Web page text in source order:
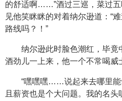
的舒适啊……”酒过三巡，菜过
见他笑眯眯的对着纳尔逊道：“
路线吗？！”
纳尔逊此时脸色潮红，毕竟
酒劲儿一上来，他一个不常喝威
“嘿嘿嘿……说起来去哪里能
且薪资也是个大问题。我的名